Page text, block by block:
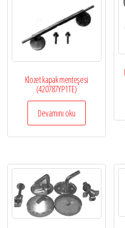
Klozet kapak menteşesi
(420787YP1TE)
Devamını oku